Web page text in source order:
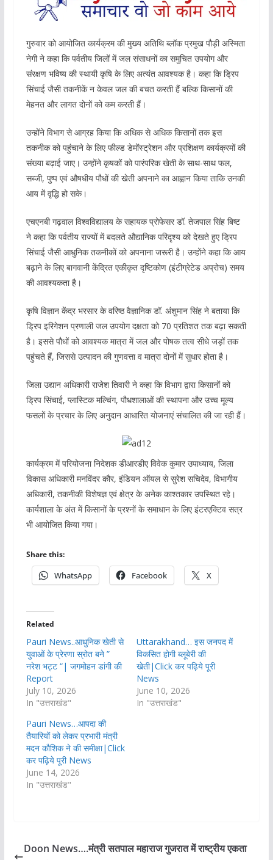
गुरुवार को आयोजित कार्यक्रम की मुख्य अतिथि ब्लॉक प्रमुख पौड़ी अस्मिता
नेगी ने कहा कि पर्वतीय जिलों में जल संसाधनों का समुचित उपयोग और
संरक्षण भविष्य की स्थायी कृषि के लिए अत्यंत आवश्यक है। कहा कि ड्रिप
सिंचाई जैसी तकनीकें न केवल जल की बचत करती हैं बल्कि किसानों की
मेहनत और लागत दोनों को कम करती हैं।
उन्होंने विभाग से आग्रह किया कि अधिक से अधिक किसानों तक इस
तकनीक को पहुंचाने के लिए फील्ड डेमोंस्ट्रेशन और प्रशिक्षण कार्यक्रमों की
संख्या बढ़ाई जाए। उन्होंने कृषकों को पारंपरिक खेती के साथ-साथ फल,
सब्जी, पुष्प एवं औषधीय पौधों की खेती अपनाने का आह्वान किया ताकि उनकी
आय में वृद्धि हो सके।
एचएनबी गढ़वाल विश्वविद्यालय के सहायक प्रोफेसर डॉ. तेजपाल सिंह बिष्ट
ने कहा कि पर्वतीय राज्यों में बदलते औद्यानिक परिदृश्य को देखते हुए ड्रिप
सिंचाई जैसी आधुनिक तकनीकों को अपनाना जरूरी है। उन्होंने कहा कि आय
बढ़ाने के लिए बागवानी केंद्रित एकीकृत दृष्टिकोण (इंटीग्रेटेड अप्रोच) समय
की आवश्यकता है।
कृषि विज्ञान केंद्र भरसार के वरिष्ठ वैज्ञानिक डॉ. अंशुमान सिंह ने बताया कि
ड्रिप इरिगेशन प्रणाली जल उपयोग दक्षता को 70 प्रतिशत तक बढ़ा सकती
है। इससे पौधों को आवश्यक मात्रा में जल और पोषक तत्व सीधे जड़ों तक
पहुंचते हैं, जिससे उत्पादन की गुणवत्ता व मात्रा दोनों में सुधार होता है।
जिला उद्यान अधिकारी राजेश तिवारी ने कहा कि विभाग द्वारा किसानों को
ड्रिप सिंचाई, प्लास्टिक मल्चिंग, पौधशालाओं की स्थापना और उच्च मूल्य
फसलों के प्रचार के लिए अनुदान आधारित योजनाएं संचालित की जा रही हैं।
कार्यक्रम में परियोजना निदेशक डीआरडीए विवेक कुमार उपाध्याय, जिला
विकास अधिकारी मनविंदर कौर, इंडियन ऑयल से सुरेश सचिदेव, विभागीय
अधिकारी, तकनीकी विशेषज्ञ एवं क्षेत्र के अनेक काश्तकार उपस्थित रहे।
कार्यशाला के अंत में किसानों के प्रश्नों के समाधान के लिए इंटरएक्टिव सत्र
भी आयोजित किया गया।
Share this:
WhatsApp Facebook X
Related
Pauri News..आधुनिक खेती से
युवाओं के प्रेरणा स्रोत बने ”
नरेश भट्ट “| जगमोहन डांगी की
Report
July 10, 2026
In "उत्तराखंड"
Uttarakhand… इस जनपद में
विकसित होगी ब्लूबेरी की
खेती|Click कर पढ़िये पूरी
News
June 10, 2026
In "उत्तराखंड"
Pauri News…आपदा की
तैयारियों को लेकर प्रभारी मंत्री
मदन कौशिक ने की समीक्षा|Click
कर पढ़िये पूरी News
June 14, 2026
In "उत्तराखंड"
Doon News….मंत्री सतपाल महाराज गुजरात में राष्ट्रीय एकता